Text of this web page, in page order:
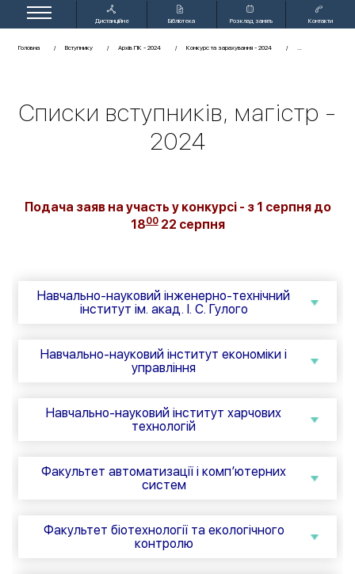
Дистанційне
Бібліотека Розклад занять Контакти
Головна Вступнику Архів ПК - 2024 Конкурс та зарахування - 2024
Списки вступників, магістр -
2024
Подача заяв на участь у конкурсі - з 1 серпня до
180022 серпня
Навчально-науковий інженерно-технічний
інститут ім. акад. І. С. Гулого
Навчально-науковий інститут економіки і
управління
Навчально-науковий інститут харчових
технологій
Факультет автоматизації і комп’ютерних
систем
Факультет біотехнології та екологічного
контролю